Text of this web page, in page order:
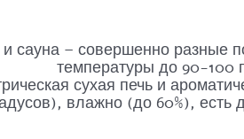
сауна – совершенно разные
температуры до 90-100
сухая печь и
влажно (до 60%), есть